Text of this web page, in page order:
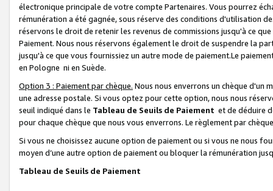
électronique principale de votre compte Partenaires. Vous pourrez
rémunération a été gagnée, sous réserve des conditions d'utilisation
réservons le droit de retenir les revenus de commissions jusqu'à ce
Paiement. Nous nous réservons également le droit de suspendre la
jusqu'à ce que vous fournissiez un autre mode de paiement.Le
en Pologne ni en Suède.
Option 3 : Paiement par chèque. Nous nous enverrons un chèque d'un
une adresse postale. Si vous optez pour cette option, nous nous
seuil indiqué dans le Tableau de Seuils de Paiement et de déduire
pour chaque chèque que nous vous enverrons. Le règlement par
Si vous ne choisissez aucune option de paiement ou si vous ne nous
moyen d’une autre option de paiement ou bloquer la rémunération
Tableau de Seuils de Paiement